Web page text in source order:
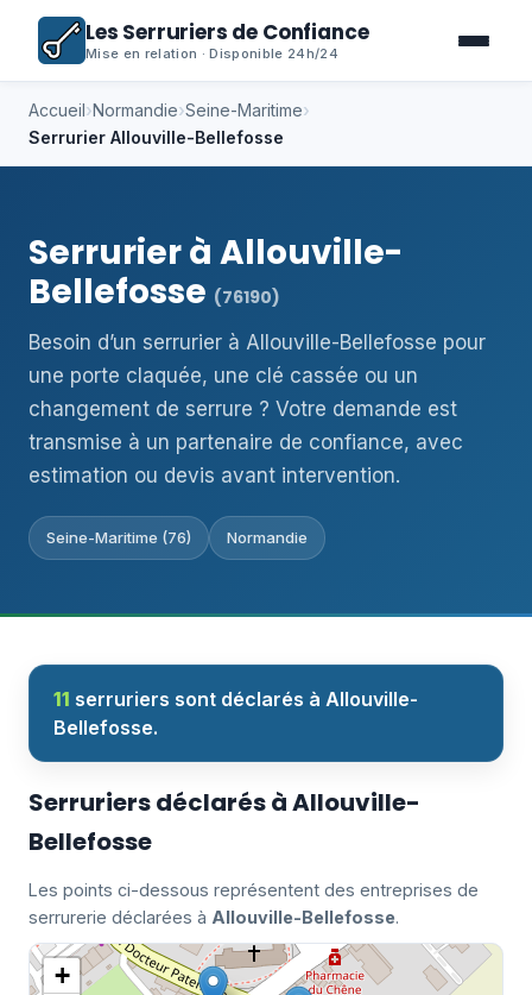
Les Serruriers de Confiance
Mise en relation · Disponible 24h/24
Accueil›Normandie›Seine-Maritime›
Serrurier Allouville-Bellefosse
Serrurier à Allouville-
Bellefosse (76190)
Besoin d’un serrurier à Allouville-Bellefosse pour
une porte claquée, une clé cassée ou un
changement de serrure ? Votre demande est
transmise à un partenaire de confiance, avec
estimation ou devis avant intervention.
Seine-Maritime (76) Normandie
11 serruriers sont déclarés à Allouville-
Bellefosse.
Serruriers déclarés à Allouville-
Bellefosse
Les points ci-dessous représentent des entreprises de
serrurerie déclarées à Allouville-Bellefosse.
+